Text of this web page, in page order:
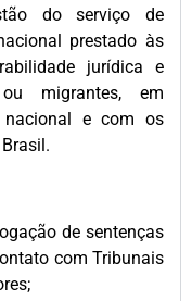
do serviço de
prestado às
jurídica e
migrantes, em
nacional e com os
de sentenças
com Tribunais